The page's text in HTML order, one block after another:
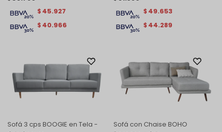
$ 40.966
$ 45.927
$ 44.289
$ 49.653
Sofá 3 cps BOOGIE en Tela -
Sofá con Chaise BOHO